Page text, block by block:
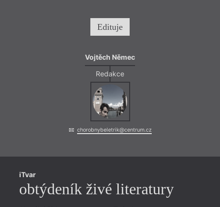
Edituje
Vojtěch Němec
Redakce
chorobnybeletrik@centrum.cz
iTvar
obtýdeník živé literatury